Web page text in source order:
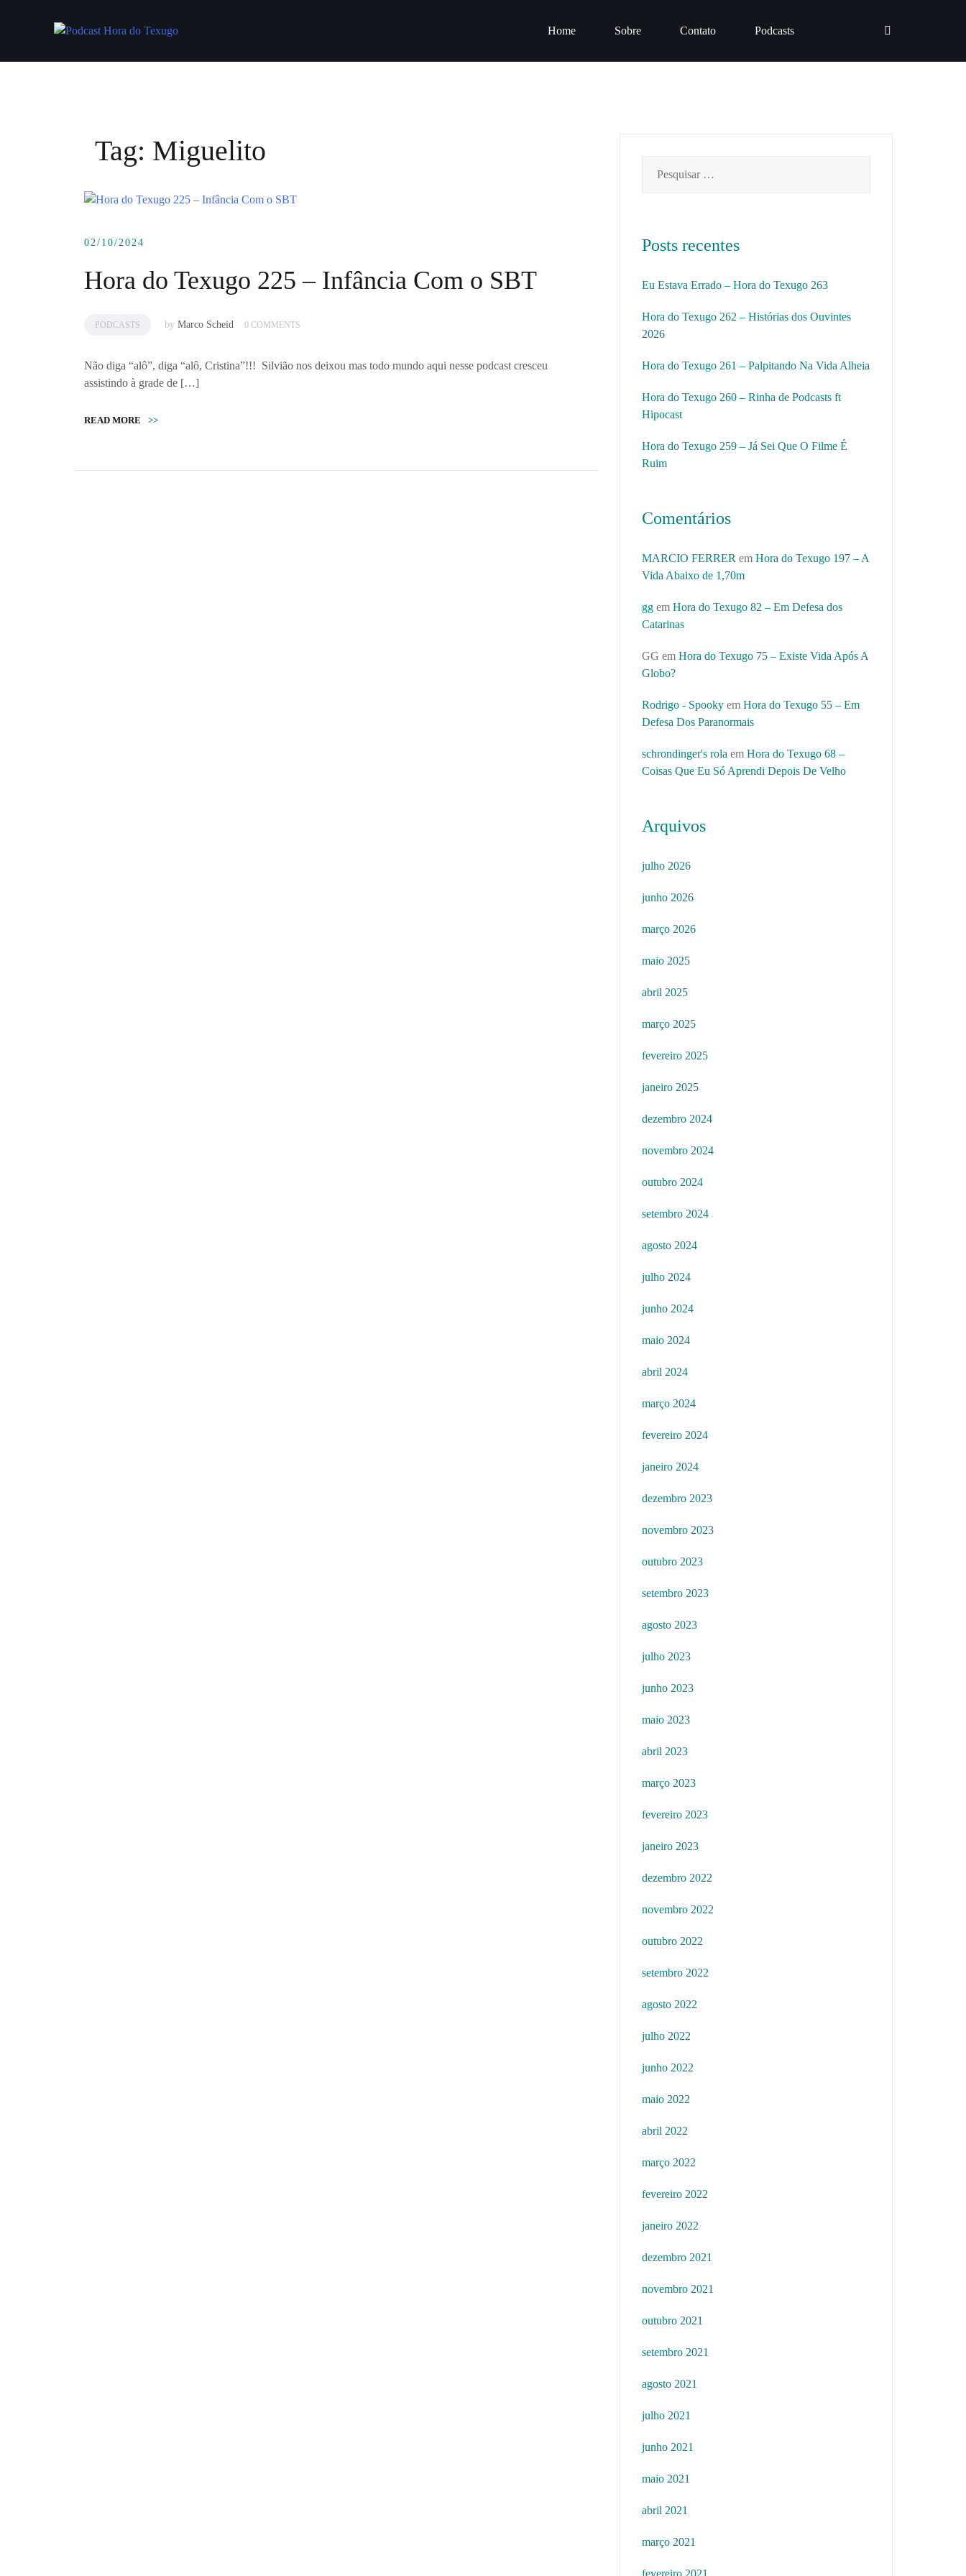
Home Sobre Contato Podcasts
Tag: Miguelito
02/10/2024
Hora do Texugo 225 – Infância Com o SBT
PODCASTS by Marco Scheid 0 COMMENTS
Não diga “alô”, diga “alô, Cristina”!!! Silvião nos deixou mas todo mundo aqui nesse podcast cresceu
assistindo à grade de […]
READ MORE >>
por:
Posts recentes
Eu Estava Errado – Hora do Texugo 263
Hora do Texugo 262 – Histórias dos Ouvintes
2026
Hora do Texugo 261 – Palpitando Na Vida Alheia
Hora do Texugo 260 – Rinha de Podcasts ft
Hipocast
Hora do Texugo 259 – Já Sei Que O Filme É
Ruim
Comentários
MARCIO FERRER em Hora do Texugo 197 – A
Vida Abaixo de 1,70m
gg em Hora do Texugo 82 – Em Defesa dos
Catarinas
GG em Hora do Texugo 75 – Existe Vida Após A
Globo?
Rodrigo - Spooky em Hora do Texugo 55 – Em
Defesa Dos Paranormais
schrondinger's rola em Hora do Texugo 68 –
Coisas Que Eu Só Aprendi Depois De Velho
Arquivos
julho 2026
junho 2026
março 2026
maio 2025
abril 2025
março 2025
fevereiro 2025
janeiro 2025
dezembro 2024
novembro 2024
outubro 2024
setembro 2024
agosto 2024
julho 2024
junho 2024
maio 2024
abril 2024
março 2024
fevereiro 2024
janeiro 2024
dezembro 2023
novembro 2023
outubro 2023
setembro 2023
agosto 2023
julho 2023
junho 2023
maio 2023
abril 2023
março 2023
fevereiro 2023
janeiro 2023
dezembro 2022
novembro 2022
outubro 2022
setembro 2022
agosto 2022
julho 2022
junho 2022
maio 2022
abril 2022
março 2022
fevereiro 2022
janeiro 2022
dezembro 2021
novembro 2021
outubro 2021
setembro 2021
agosto 2021
julho 2021
junho 2021
maio 2021
abril 2021
março 2021